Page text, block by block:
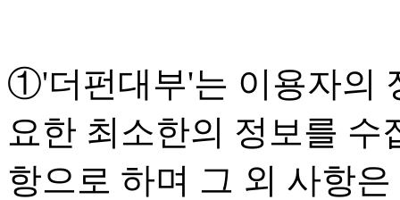
①'더펀대부'는 이용자의
요한 최소한의 정보를
항으로 하며 그 외 사항